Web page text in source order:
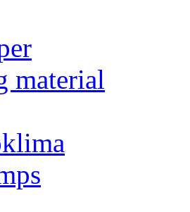
material